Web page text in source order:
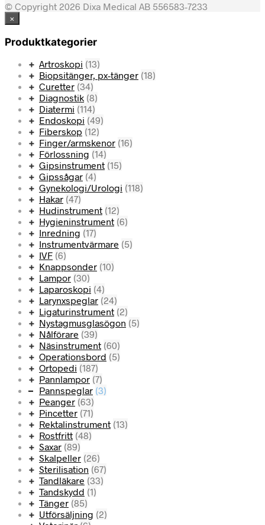
© Copyright 2026 Dixa Medical AB 556583-7233
×
Produktkategorier
Artroskopi (13)
Biopsitänger, px-tänger (18)
Curetter (34)
Diagnostik (8)
Diatermi (114)
Endoskopi (49)
Fiberskop (12)
Finger/armskenor (16)
Förlossning (14)
Gipsinstrument (15)
Gipssågar (4)
Gynekologi/Urologi (118)
Hakar (47)
Hudinstrument (12)
Hygieninstrument (6)
Inredning (17)
Instrumentvärmare (5)
IVF (6)
Knappsonder (10)
Lampor (30)
Laparoskopi (4)
Larynxspeglar (24)
Ligaturinstrument (2)
Nystagmusglasögon (5)
Nålförare (39)
Näsinstrument (60)
Operationsbord (5)
Ortopedi (187)
Pannlampor (7)
Pannspeglar (3)
Peanger (63)
Pincetter (71)
Rektalinstrument (13)
Rostfritt (48)
Saxar (89)
Skalpeller (26)
Sterilisation (67)
Tandläkare (33)
Tandskydd (1)
Tänger (85)
Utförsäljning (2)